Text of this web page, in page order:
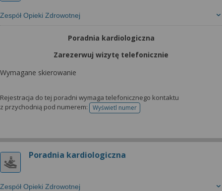
Zespół Opieki Zdrowotnej
Poradnia kardiologiczna
Zarezerwuj wizytę telefonicznie
Wymagane skierowanie
Rejestracja do tej poradni wymaga telefonicznego kontaktu
z przychodnią pod numerem:
Wyświetl numertelefonu do rejestracji
Poradnia kardiologiczna
Zespół Opieki Zdrowotnej